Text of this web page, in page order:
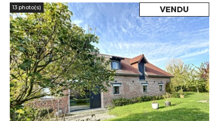
13 photo(s)